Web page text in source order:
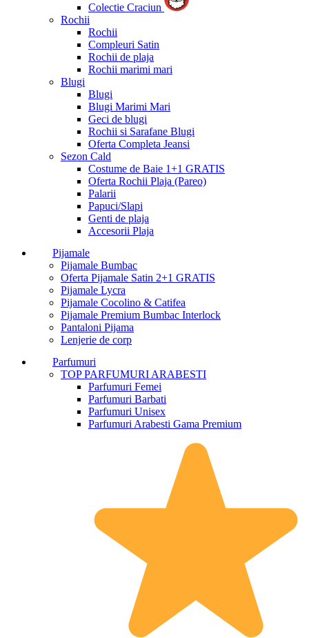
Colectie Craciun
Rochii
Rochii
Compleuri Satin
Rochii de plaja
Rochii marimi mari
Blugi
Blugi
Blugi Marimi Mari
Geci de blugi
Rochii si Sarafane Blugi
Oferta Completa Jeansi
Sezon Cald
Costume de Baie 1+1 GRATIS
Oferta Rochii Plaja (Pareo)
Palarii
Papuci/Slapi
Genti de plaja
Accesorii Plaja
Pijamale
Pijamale Bumbac
Oferta Pijamale Satin 2+1 GRATIS
Pijamale Lycra
Pijamale Cocolino & Catifea
Pijamale Premium Bumbac Interlock
Pantaloni Pijama
Lenjerie de corp
Parfumuri
TOP PARFUMURI ARABESTI
Parfumuri Femei
Parfumuri Barbati
Parfumuri Unisex
Parfumuri Arabesti Gama Premium